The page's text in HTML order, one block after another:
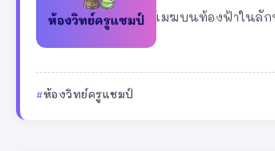
เมฆบนท้องฟ้าในลั
ห้องวิทย์ครูแชมป์